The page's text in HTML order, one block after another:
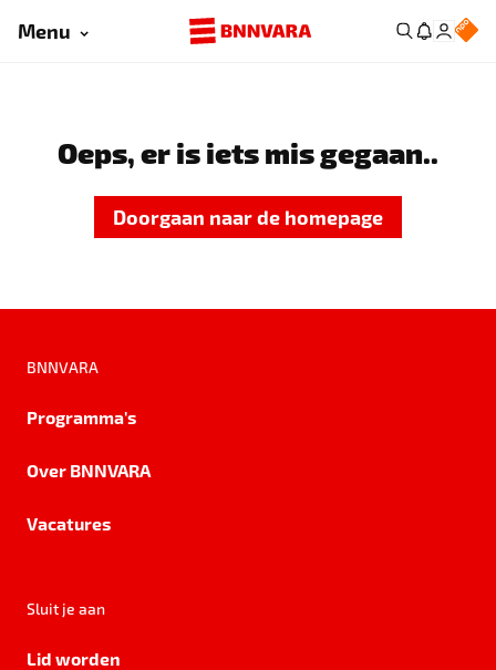
Menu
Oeps, er is iets mis gegaan..
Doorgaan naar de homepage
BNNVARA
Programma's
Over BNNVARA
Vacatures
Sluit je aan
Lid worden